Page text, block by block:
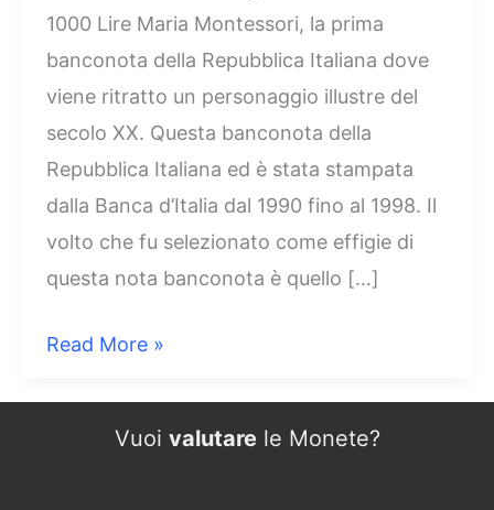
1000 Lire Maria Montessori, la prima
banconota della Repubblica Italiana dove
viene ritratto un personaggio illustre del
secolo XX. Questa banconota della
Repubblica Italiana ed è stata stampata
dalla Banca d’Italia dal 1990 fino al 1998. Il
volto che fu selezionato come effigie di
questa nota banconota è quello […]
1000
Read More »
Vuoi valutarele Monete?